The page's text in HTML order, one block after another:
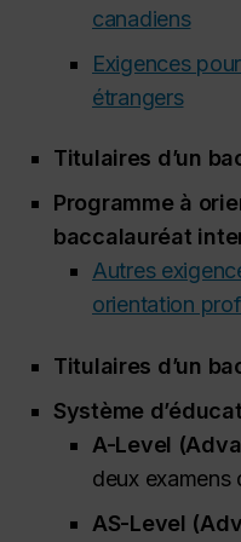
canadiens
Exigences
étrangers
Titulaires d’un
Programme à
baccalauréat
Autres
orientation
Titulaires d’un
Système
A-Level (
deux examens
AS-Level (